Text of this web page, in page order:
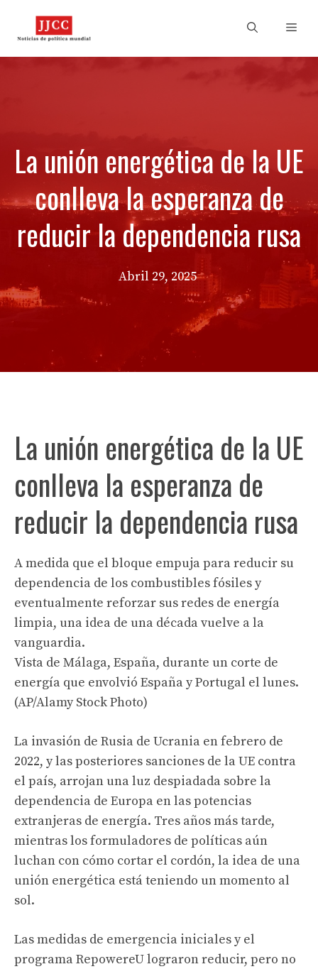
La unión energética de la UE
conlleva la esperanza de
reducir la dependencia rusa
Abril 29, 2025
La unión energética de la UE
conlleva la esperanza de
reducir la dependencia rusa
A medida que el bloque empuja para reducir su
dependencia de los combustibles fósiles y
eventualmente reforzar sus redes de energía
limpia, una idea de una década vuelve a la
vanguardia.
Vista de Málaga, España, durante un corte de
energía que envolvió España y Portugal el lunes.
(AP/Alamy Stock Photo)
La invasión de Rusia de Ucrania en febrero de
2022, y las posteriores sanciones de la UE contra
el país, arrojan una luz despiadada sobre la
dependencia de Europa en las potencias
extranjeras de energía. Tres años más tarde,
mientras los formuladores de políticas aún
luchan con cómo cortar el cordón, la idea de una
unión energética está teniendo un momento al
sol.
Las medidas de emergencia iniciales y el
programa RepowereU lograron reducir, pero no